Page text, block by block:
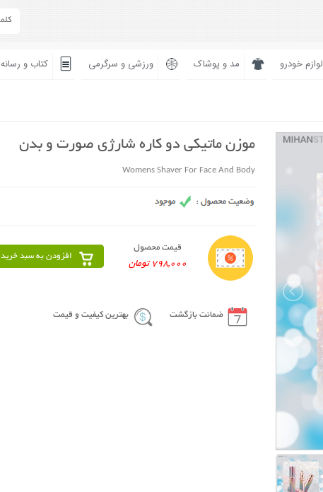
لوازم خودرو مد و پوشاک ورزشی و سرگرمی کتاب و رسانه
موزن ماتیکی دو کاره شارژی صورت و بدن
Womens Shaver For Face And Body
قیمت محصول
798,000 تومان
افزودن به سبد خرید
ضمانت بازگشت بهترین کیفیت و قیمت